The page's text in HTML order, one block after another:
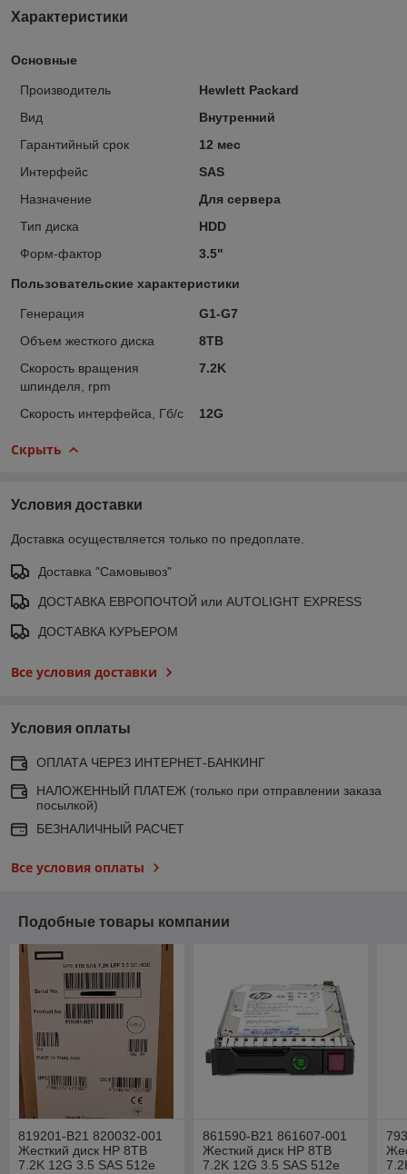
Характеристики
Основные
Производитель
Hewlett Packard
Вид
Внутренний
Гарантийный срок
12 мес
Интерфейс
SAS
Назначение
Для сервера
Тип диска
HDD
Форм-фактор
3.5"
Пользовательские характеристики
Генерация
G1-G7
Объем жесткого диска
8TB
Скорость вращения
шпинделя, rpm
7.2K
Скорость интерфейса, Гб/с 12G
Скрыть
Условия доставки
Доставка осуществляется только по предоплате.
Доставка "Самовывоз"
ДОСТАВКА ЕВРОПОЧТОЙ или AUTOLIGHT EXPRESS
ДОСТАВКА КУРЬЕРОМ
Все условия доставки
Условия оплаты
ОПЛАТА ЧЕРЕЗ ИНТЕРНЕТ-БАНКИНГ
НАЛОЖЕННЫЙ ПЛАТЕЖ (только при отправлении заказа
посылкой)
БЕЗНАЛИЧНЫЙ РАСЧЕТ
Все условия оплаты
Подобные товары компании
819201-B21 820032-001
Жесткий диск HP 8TB
7.2K 12G 3.5 SAS 512e
861590-B21 861607-001
Жесткий диск HP 8TB
7.2K 12G 3.5 SAS 512e